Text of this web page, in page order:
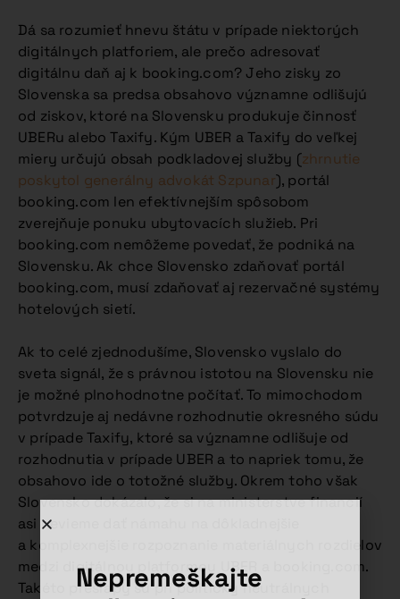
Dá sa rozumieť hnevu štátu v prípade niektorých
digitálnych platforiem, ale prečo adresovať
digitálnu daň aj k booking.com? Jeho zisky zo
Slovenska sa predsa obsahovo významne odlišujú
od ziskov, ktoré na Slovensku produkuje činnosť
UBERu alebo Taxify. Kým UBER a Taxify do veľkej
miery určujú obsah podkladovej služby (zhrnutie
poskytol generálny advokát Szpunar), portál
booking.com len efektívnejším spôsobom
zverejňuje ponuku ubytovacích služieb. Pri
booking.com nemôžeme povedať, že podniká na
Slovensku. Ak chce Slovensko zdaňovať portál
booking.com, musí zdaňovať aj rezervačné systémy
hotelových sietí.
Ak to celé zjednodušíme, Slovensko vyslalo do
sveta signál, že s právnou istotou na Slovensku nie
je možné plnohodnotne počítať. To mimochodom
potvrdzuje aj nedávne rozhodnutie okresného súdu
v prípade Taxify, ktoré sa významne odlišuje od
rozhodnutia v prípade UBER a to napriek tomu, že
obsahovo ide o totožné služby. Okrem toho však
Slovensko dokázalo, že si na ministerstve financií
asi nevieme dať námahu na dôkladnejšie
a komplexnejšie rozpoznanie materiálnych rozdielov
medzi digitálnou platformou UBER a booking.com.
Takéto prešľapy sú pri politicky neutrálnych
Nepremeškajte